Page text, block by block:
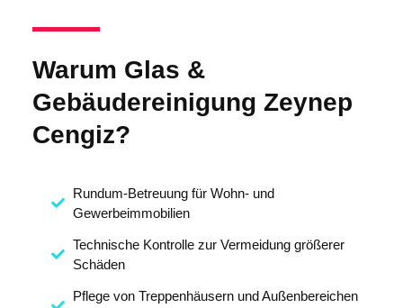
Warum Glas &
Gebäudereinigung Zeynep
Cengiz?
Rundum-Betreuung für Wohn- und
Gewerbeimmobilien
Technische Kontrolle zur Vermeidung größerer
Schäden
Pflege von Treppenhäusern und Außenbereichen